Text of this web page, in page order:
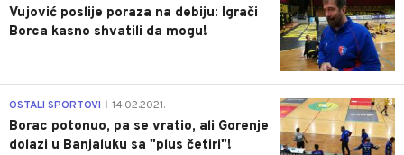
Vujović poslije poraza na debiju: Igrači
Borca kasno shvatili da mogu!
3
OSTALI SPORTOVI 14.02.2021.
Borac potonuo, pa se vratio, ali Gorenje
dolazi u Banjaluku sa "plus četiri"!